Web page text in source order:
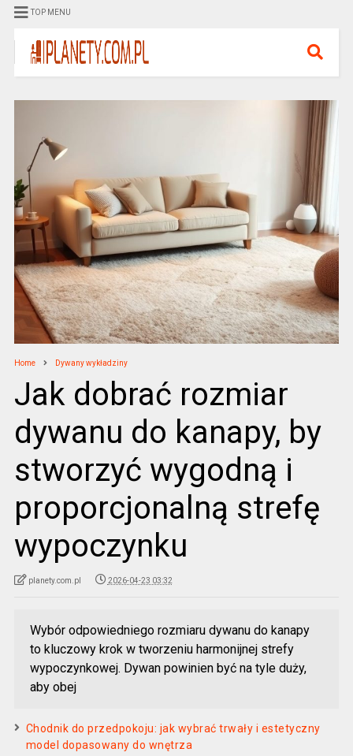
TOP MENU
Home Dywany wykładziny
Jak dobrać rozmiar
dywanu do kanapy, by
stworzyć wygodną i
proporcjonalną strefę
wypoczynku
planety.com.pl 2026-04-23 03:32
Wybór odpowiedniego rozmiaru dywanu do kanapy
to kluczowy krok w tworzeniu harmonijnej strefy
wypoczynkowej. Dywan powinien być na tyle duży,
aby obej
Chodnik do przedpokoju: jak wybrać trwały i estetyczny
model dopasowany do wnętrza